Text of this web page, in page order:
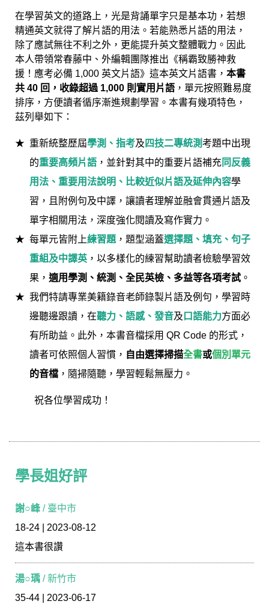
在學習英文的道路上，光是背誦單字只是基本功，若想
精通英文就得了解片語的用法。若能熟悉片語的用法，
除了應試無往不利之外，更能提升英文整體戰力。因此
本人帶領常春藤中、外編輯團隊推出《稱霸致勝神救
援！應考必備 1,000 英文片語》這本英文片語書， 本書
共 40 回，收錄超過 1,000 則實用片語 ，單元按照難易度
排序，方便讀者循序漸進規劃學習。本書有幾項特色，
茲列舉如下：
重新統整歷屆學測、指考及 四技二專統測考題中出現
的重要高頻片語 ，並針對其中的重要片語補充同反義
用法、重要用法說明、比較近似片語及延伸內容學
習，且附例句及中譯，讓讀者理解並融會貫通片語及
單字相關用法，深度強化閱讀及寫作實力。
每單元皆附上練習題 ，題型涵蓋選擇題、填充、句子
重組及中譯英 ，以多樣化的練習幫助讀者檢驗學習效
果， 適用學測、統測、全民英檢、多益等各項考試。
我們特請專業美籍錄音老師錄製片語及例句，學習時
邊聽邊跟讀，在聽力、語感、發音及 口語能力方面必
有所助益。此外，本書音檔採用 QR Code 的形式，
讀者可依照個人習慣， 自由選擇掃描全書或個別單元
的音檔 ，隨掃隨聽，學習輕鬆無壓力。
祝各位學習成功！
學長姐好評
謝○峰/ 臺中市
18-24 | 2023-08-12
這本書很讚
湯○瑀 / 新竹市
35-44 | 2023-06-17